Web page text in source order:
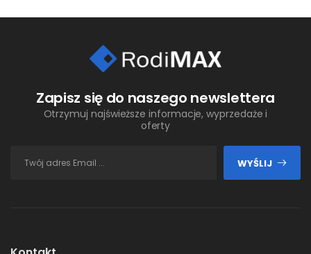
Zapisz się do naszego newslettera
Otrzymuj najświeższe informacje, wyprzedaże i
oferty
WYŚLIJ